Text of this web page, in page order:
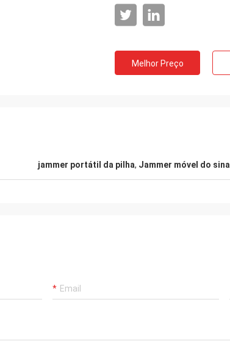
Melhor Preço
jammer portátil da pilha, Jammer móvel do sinal